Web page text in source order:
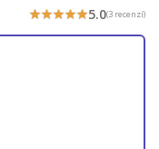
5.0(3 recenzí)